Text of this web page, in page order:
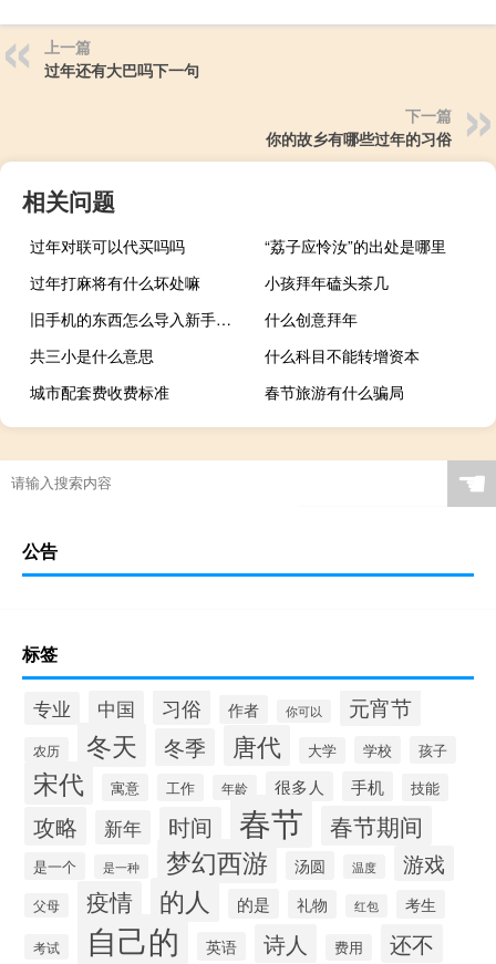
上一篇
过年还有大巴吗下一句
下一篇
你的故乡有哪些过年的习俗
相关问题
过年对联可以代买吗吗
“荔子应怜汝”的出处是哪里
过年打麻将有什么坏处嘛
小孩拜年磕头茶几
旧手机的东西怎么导入新手机（旧手机的东西怎么导入新手机）
什么创意拜年
共三小是什么意思
什么科目不能转增资本
城市配套费收费标准
春节旅游有什么骗局
☚
公告
标签
专业 中国 习俗 作者 你可以 元宵节
农历 冬天 冬季 唐代 大学 学校 孩子
宋代 寓意 工作 年龄 很多人 手机 技能
攻略 新年 时间 春节 春节期间
是一个 是一种 梦幻西游 汤圆 温度 游戏
父母 疫情 的人 的是 礼物 红包 考生
考试 自己的 英语 诗人 费用 还不